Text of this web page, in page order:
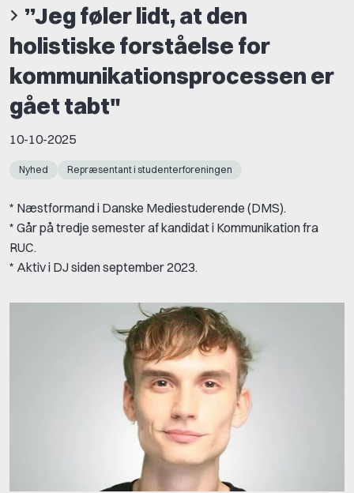
”Jeg føler lidt, at den
holistiske forståelse for
kommunikationsprocessen er
gået tabt"
10-10-2025
Nyhed Repræsentant i studenterforeningen
* Næstformand i Danske Mediestuderende (DMS).
* Går på tredje semester af kandidat i Kommunikation fra
RUC.
* Aktiv i DJ siden september 2023.